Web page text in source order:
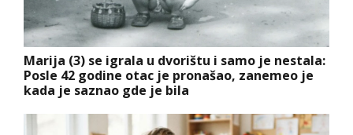
Marija (3) se igrala u dvorištu i samo je nestala:
Posle 42 godine otac je pronašao, zanemeo je
kada je saznao gde je bila